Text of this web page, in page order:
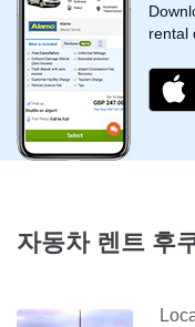
rental
자동차 렌트 후